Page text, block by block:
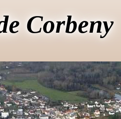
Corbeny